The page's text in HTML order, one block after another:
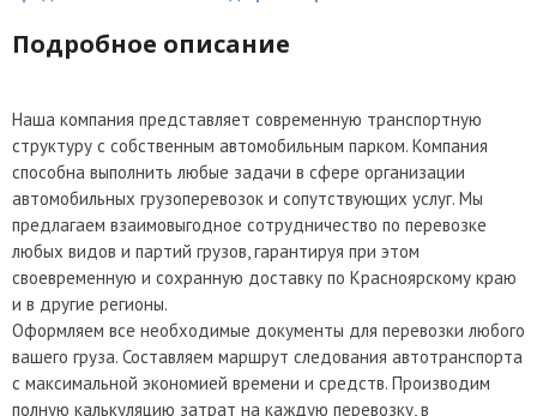
Подробное описание
Наша компания представляет современную транспортную
структуру с собственным автомобильным парком. Компания
способна выполнить любые задачи в сфере организации
автомобильных грузоперевозок и сопутствующих услуг. Мы
предлагаем взаимовыгодное сотрудничество по перевозке
любых видов и партий грузов, гарантируя при этом
своевременную и сохранную доставку по Красноярскому краю
и в другие регионы.
Оформляем все необходимые документы для перевозки любого
вашего груза. Составляем маршрут следования автотранспорта
с максимальной экономией времени и средств. Производим
полную калькуляцию затрат на каждую перевозку, в